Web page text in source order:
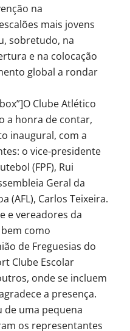
na
mais jovens
sobretudo, na
e na colocação
global a rondar
Clube Atlético
a honra de contar,
inaugural, com a
o vice-presidente
(FPF), Rui
Geral da
(AFL), Carlos Teixeira.
e vereadores da
como
de Freguesias do
Clube Escolar
onde se incluem
a presença.
uma pequena
os representantes